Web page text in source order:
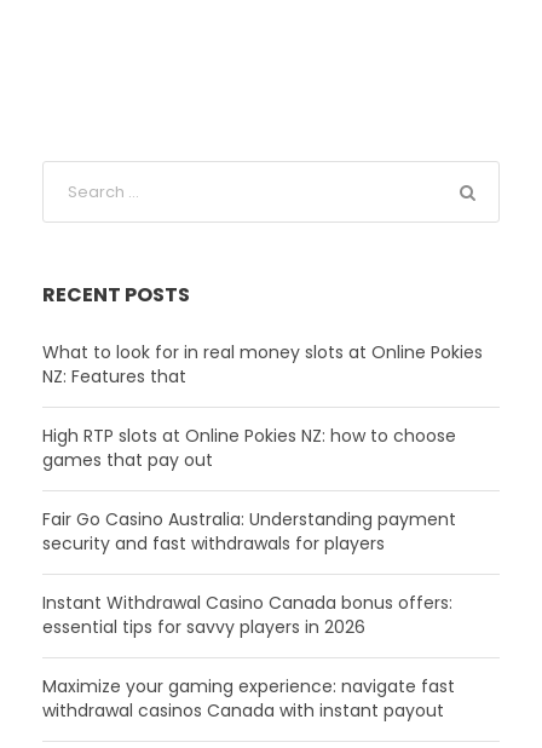
RECENT POSTS
What to look for in real money slots at Online Pokies
NZ: Features that
High RTP slots at Online Pokies NZ: how to choose
games that pay out
Fair Go Casino Australia: Understanding payment
security and fast withdrawals for players
Instant Withdrawal Casino Canada bonus offers:
essential tips for savvy players in 2026
Maximize your gaming experience: navigate fast
withdrawal casinos Canada with instant payout